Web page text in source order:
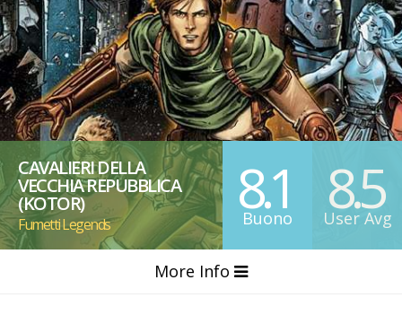
CAVALIERI DELLA
VECCHIA REPUBBLICA
(KOTOR)
Fumetti Legends
8.1
Buono 8.5
User Avg
More Info